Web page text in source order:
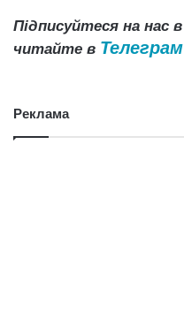
Підписуйтеся на нас в
читайте в Телеграм
Реклама